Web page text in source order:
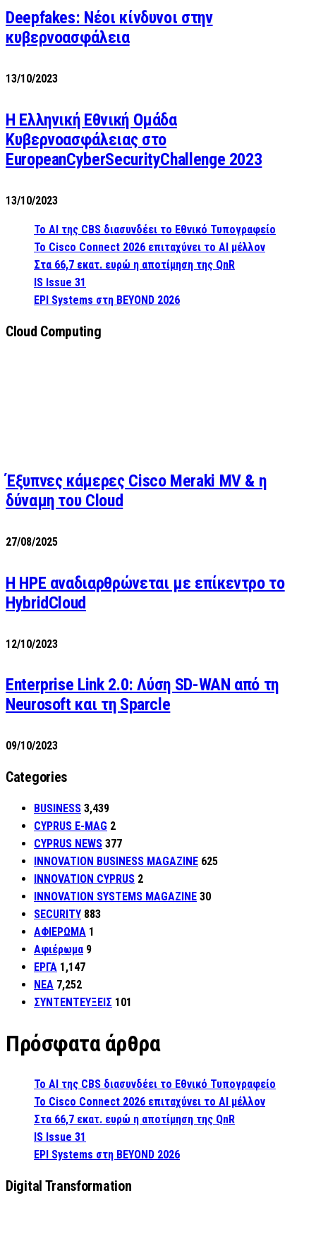
Deepfakes: Νέοι κίνδυνοι στην
κυβερνοασφάλεια
13/10/2023
Η Ελληνική Εθνική Ομάδα
Κυβερνοασφάλειας στο
EuropeanCyberSecurityChallenge 2023
13/10/2023
Το AI της CBS διασυνδέει το Εθνικό Τυπογραφείο
Το Cisco Connect 2026 επιταχύνει το AI μέλλον
Στα 66,7 εκατ. ευρώ η αποτίμηση της QnR
IS Issue 31
EPI Systems στη BEYOND 2026
Cloud Computing
Έξυπνες κάμερες Cisco Meraki MV & η
δύναμη του Cloud
27/08/2025
H HPE αναδιαρθρώνεται με επίκεντρο το
HybridCloud
12/10/2023
Enterprise Link 2.0: Λύση SD-WAN από τη
Neurosoft και τη Sparcle
09/10/2023
Categories
BUSINESS 3,439
CYPRUS E-MAG 2
CYPRUS NEWS 377
INNOVATION BUSINESS MAGAZINE 625
INNOVATION CYPRUS 2
INNOVATION SYSTEMS MAGAZINE 30
SECURITY 883
ΑΦΙΕΡΩΜΑ 1
Αφιέρωμα 9
ΕΡΓΑ 1,147
ΝΕΑ 7,252
ΣΥΝΤΕΝΤΕΥΞΕΙΣ 101
Πρόσφατα άρθρα
Το AI της CBS διασυνδέει το Εθνικό Τυπογραφείο
Το Cisco Connect 2026 επιταχύνει το AI μέλλον
Στα 66,7 εκατ. ευρώ η αποτίμηση της QnR
IS Issue 31
EPI Systems στη BEYOND 2026
Digital Transformation